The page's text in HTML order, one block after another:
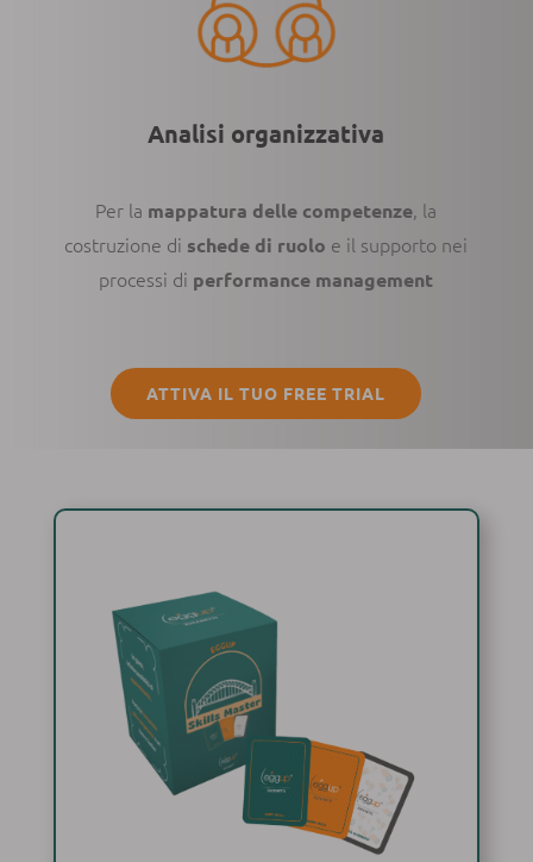
Analisi organizzativa
Per la mappatura delle competenze, la
costruzione di schede di ruolo e il supporto nei
processi di performance management
ATTIVA IL TUO FREE TRIAL